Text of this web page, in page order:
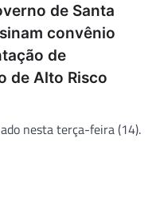
de Santa
convênio
de
de Alto Risco
nesta terça-feira (14).